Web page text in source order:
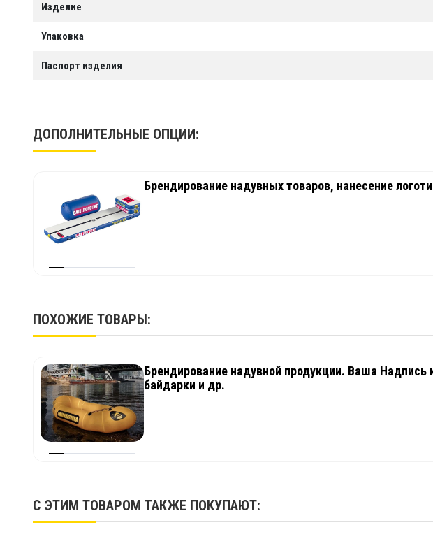
Изделие
Упаковка
Паспорт изделия
ДОПОЛНИТЕЛЬНЫЕ ОПЦИИ:
Брендирование надувных товаров, нанесение
ПОХОЖИЕ ТОВАРЫ:
Брендирование надувной продукции. Ваша Надпись
байдарки и др.
С ЭТИМ ТОВАРОМ ТАКЖЕ ПОКУПАЮТ: